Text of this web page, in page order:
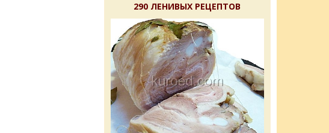
290 ЛЕНИВЫХ РЕЦЕПТОВ